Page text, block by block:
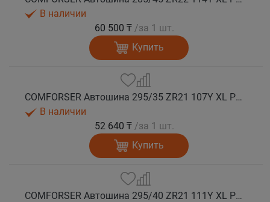
В наличии
60 500 ₸ /за 1 шт.
Купить
COMFORSER Автошина 295/35 ZR21 107Y XL PURESPEED лето
В наличии
52 640 ₸ /за 1 шт.
Купить
COMFORSER Автошина 295/40 ZR21 111Y XL PURESPEED лето